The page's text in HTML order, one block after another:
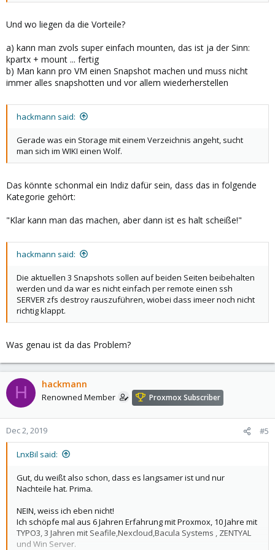
Und wo liegen da die Vorteile?
a) kann man zvols super einfach mounten, das ist ja der Sinn:
kpartx + mount ... fertig
b) Man kann pro VM einen Snapshot machen und muss nicht
immer alles snapshotten und vor allem wiederherstellen
hackmann said:
Gerade was ein Storage mit einem Verzeichnis angeht, sucht
man sich im WIKI einen Wolf.
Das könnte schonmal ein Indiz dafür sein, dass das in folgende
Kategorie gehört:
"Klar kann man das machen, aber dann ist es halt scheiße!"
hackmann said:
Die aktuellen 3 Snapshots sollen auf beiden Seiten beibehalten
werden und da war es nicht einfach per remote einen ssh
SERVER zfs destroy rauszuführen, wiobei dass imeer noch nicht
richtig klappt.
Was genau ist da das Problem?
H hackmann
Renowned Member Proxmox Subscriber
Dec 2, 2019 #5
LnxBil said:
Gut, du weißt also schon, dass es langsamer ist und nur
Nachteile hat. Prima.
NEIN, weiss ich eben nicht!
Ich schöpfe mal aus 6 Jahren Erfahrung mit Proxmox, 10 Jahre mit
TYPO3, 3 Jahren mit Seafile,Nexcloud,Bacula Systems , ZENTYAL
und Win Server.